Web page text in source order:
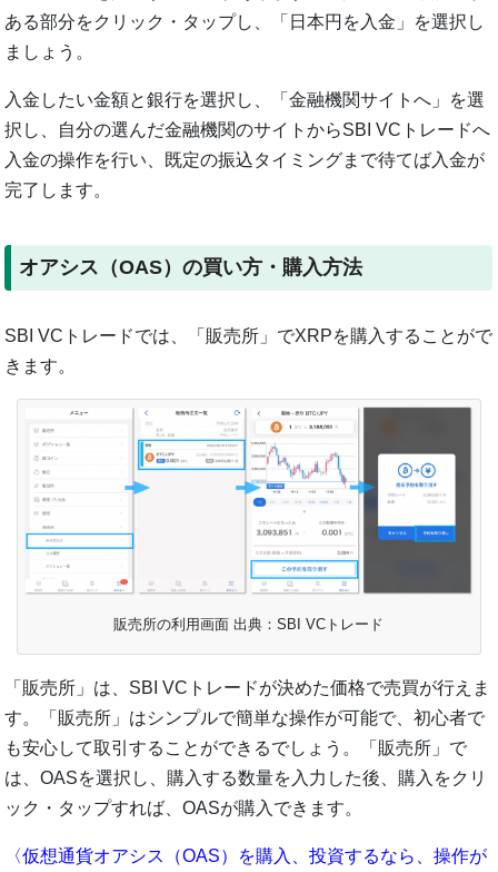
ある部分をクリック・タップし、「日本円を入金」を選択し
ましょう。
入金したい金額と銀行を選択し、「金融機関サイトへ」を選
択し、自分の選んだ金融機関のサイトからSBI VCトレードへ
入金の操作を行い、既定の振込タイミングまで待てば入金が
完了します。
オアシス（OAS）の買い方・購入方法
SBI VCトレードでは、「販売所」でXRPを購入することがで
きます。
販売所の利用画面 出典：SBI VCトレード
「販売所」は、SBI VCトレードが決めた価格で売買が行えま
す。「販売所」はシンプルで簡単な操作が可能で、初心者で
も安心して取引することができるでしょう。「販売所」で
は、OASを選択し、購入する数量を入力した後、購入をクリ
ック・タップすれば、OASが購入できます。
〈仮想通貨オアシス（OAS）を購入、投資するなら、操作が